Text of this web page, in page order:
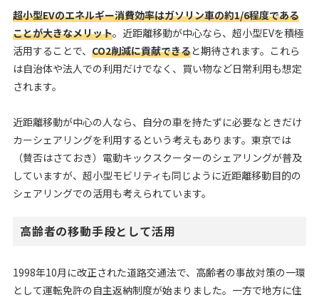
超小型EVのエネルギー消費効率はガソリン車の約1/6程度である
ことが大きなメリット。近距離移動が中心なら、超小型EVを積極
活用することで、 CO2削減に貢献できると期待されます。これら
は自治体や法人での利用だけでなく、買い物など日常利用も想定
されます。
近距離移動が中心の人なら、自分の車を持たずに必要なときだけ
カーシェアリングを利用するという考えもあります。東京では
（賛否はさておき）電動キックスクーターのシェアリングが普及
していますが、超小型モビリティも同じように近距離移動目的の
シェアリングでの活用も考えられています。
高齢者の移動手段として活用
1998年10月に改正された道路交通法で、高齢者の事故対策の一環
として運転免許の自主返納制度が始まりました。一方で地方に住